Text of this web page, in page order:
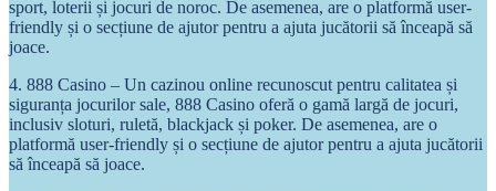
sport, loterii și jocuri de noroc. De asemenea, are o platformă user-
friendly și o secțiune de ajutor pentru a ajuta jucătorii să înceapă să
joace.
4. 888 Casino – Un cazinou online recunoscut pentru calitatea și
siguranța jocurilor sale, 888 Casino oferă o gamă largă de jocuri,
inclusiv sloturi, ruletă, blackjack și poker. De asemenea, are o
platformă user-friendly și o secțiune de ajutor pentru a ajuta jucătorii
să înceapă să joace.